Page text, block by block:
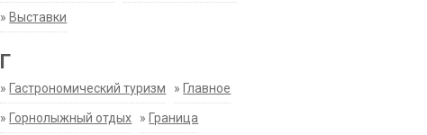
» Выставки
Г
» Гастрономический туризм » Главное
» Горнолыжный отдых » Граница